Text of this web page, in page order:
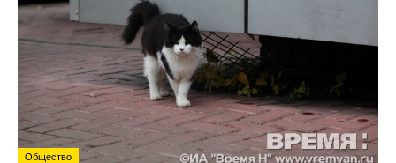
Общество